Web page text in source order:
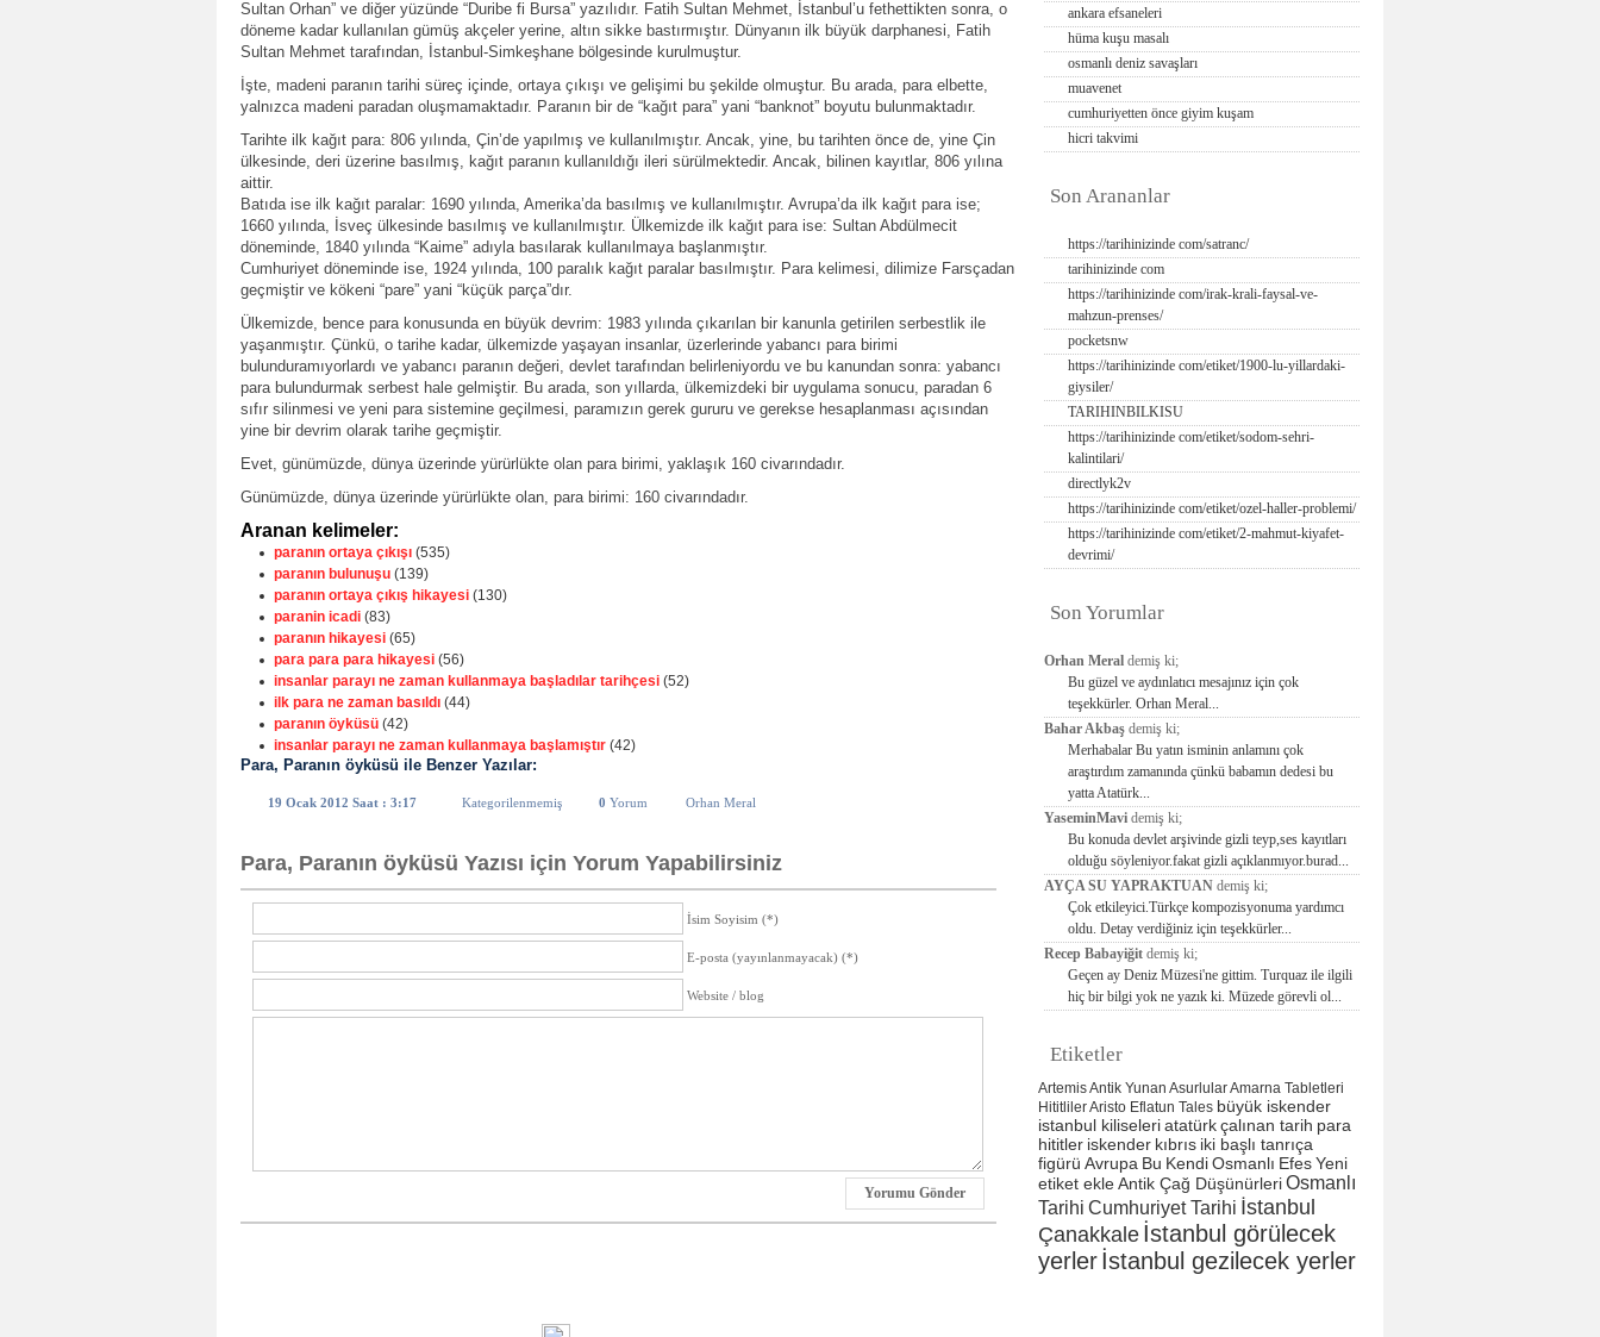
Sultan Orhan” ve diğer yüzünde “Duribe fi Bursa” yazılıdır. Fatih Sultan Mehmet, İstanbul’u fethettikten sonra, o
döneme kadar kullanılan gümüş akçeler yerine, altın sikke bastırmıştır. Dünyanın ilk büyük darphanesi, Fatih
Sultan Mehmet tarafından, İstanbul-Simkeşhane bölgesinde kurulmuştur.
İşte, madeni paranın tarihi süreç içinde, ortaya çıkışı ve gelişimi bu şekilde olmuştur. Bu arada, para elbette,
yalnızca madeni paradan oluşmamaktadır. Paranın bir de “kağıt para” yani “banknot” boyutu bulunmaktadır.
Tarihte ilk kağıt para: 806 yılında, Çin’de yapılmış ve kullanılmıştır. Ancak, yine, bu tarihten önce de, yine Çin
ülkesinde, deri üzerine basılmış, kağıt paranın kullanıldığı ileri sürülmektedir. Ancak, bilinen kayıtlar, 806 yılına
aittir.
Batıda ise ilk kağıt paralar: 1690 yılında, Amerika’da basılmış ve kullanılmıştır. Avrupa’da ilk kağıt para ise;
1660 yılında, İsveç ülkesinde basılmış ve kullanılmıştır. Ülkemizde ilk kağıt para ise: Sultan Abdülmecit
döneminde, 1840 yılında “Kaime” adıyla basılarak kullanılmaya başlanmıştır.
Cumhuriyet döneminde ise, 1924 yılında, 100 paralık kağıt paralar basılmıştır. Para kelimesi, dilimize Farsçadan
geçmiştir ve kökeni “pare” yani “küçük parça”dır.
Ülkemizde, bence para konusunda en büyük devrim: 1983 yılında çıkarılan bir kanunla getirilen serbestlik ile
yaşanmıştır. Çünkü, o tarihe kadar, ülkemizde yaşayan insanlar, üzerlerinde yabancı para birimi
bulunduramıyorlardı ve yabancı paranın değeri, devlet tarafından belirleniyordu ve bu kanundan sonra: yabancı
para bulundurmak serbest hale gelmiştir. Bu arada, son yıllarda, ülkemizdeki bir uygulama sonucu, paradan 6
sıfır silinmesi ve yeni para sistemine geçilmesi, paramızın gerek gururu ve gerekse hesaplanması açısından
yine bir devrim olarak tarihe geçmiştir.
Evet, günümüzde, dünya üzerinde yürürlükte olan para birimi, yaklaşık 160 civarındadır.
Günümüzde, dünya üzerinde yürürlükte olan, para birimi: 160 civarındadır.
Aranan kelimeler:
paranın ortaya çıkışı (535)
paranın bulunuşu (139)
paranın ortaya çıkış hikayesi (130)
paranin icadi (83)
paranın hikayesi (65)
para para para hikayesi (56)
insanlar parayı ne zaman kullanmaya başladılar tarihçesi (52)
ilk para ne zaman basıldı (44)
paranın öyküsü (42)
insanlar parayı ne zaman kullanmaya başlamıştır (42)
Para, Paranın öyküsü ile Benzer Yazılar:
19 Ocak 2012 Saat : 3:17 Kategorilenmemiş 0 Yorum Orhan Meral
Para, Paranın öyküsü Yazısı için Yorum Yapabilirsiniz
İsim Soyisim (*)
E-posta (yayınlanmayacak) (*)
Website / blog
Yorumu Gönder
ankara efsaneleri
hüma kuşu masalı
osmanlı deniz savaşları
muavenet
cumhuriyetten önce giyim kuşam
hicri takvimi
Son Arananlar
https://tarihinizinde com/satranc/
tarihinizinde com
https://tarihinizinde com/irak-krali-faysal-ve-
mahzun-prenses/
pocketsnw
https://tarihinizinde com/etiket/1900-lu-yillardaki-
giysiler/
TARIHINBILKISU
https://tarihinizinde com/etiket/sodom-sehri-
kalintilari/
directlyk2v
https://tarihinizinde com/etiket/ozel-haller-problemi/
https://tarihinizinde com/etiket/2-mahmut-kiyafet-
devrimi/
Son Yorumlar
Orhan Meral demiş ki;
Bu güzel ve aydınlatıcı mesajınız için çok
teşekkürler. Orhan Meral...
Bahar Akbaş demiş ki;
Merhabalar Bu yatın isminin anlamını çok
araştırdım zamanında çünkü babamın dedesi bu
yatta Atatürk...
YaseminMavi demiş ki;
Bu konuda devlet arşivinde gizli teyp,ses kayıtları
olduğu söyleniyor.fakat gizli açıklanmıyor.burad...
AYÇA SU YAPRAKTUAN demiş ki;
Çok etkileyici.Türkçe kompozisyonuma yardımcı
oldu. Detay verdiğiniz için teşekkürler...
Recep Babayiğit demiş ki;
Geçen ay Deniz Müzesi'ne gittim. Turquaz ile ilgili
hiç bir bilgi yok ne yazık ki. Müzede görevli ol...
Etiketler
ArtemisAntik Yunan AsurlularAmarna Tabletleri
HititlilerAristo Eflatun Tales büyük iskender
istanbul kiliseleriatatürkçalınan tarih para
hititler iskender kıbrıs iki başlı tanrıça
figürü Avrupa Bu KendiOsmanlı EfesYeni
etiket ekleAntik Çağ DüşünürleriOsmanlı
Tarihi Cumhuriyet Tarihi İstanbul
Çanakkaleİstanbul görülecek
yerlerİstanbul gezilecek yerler